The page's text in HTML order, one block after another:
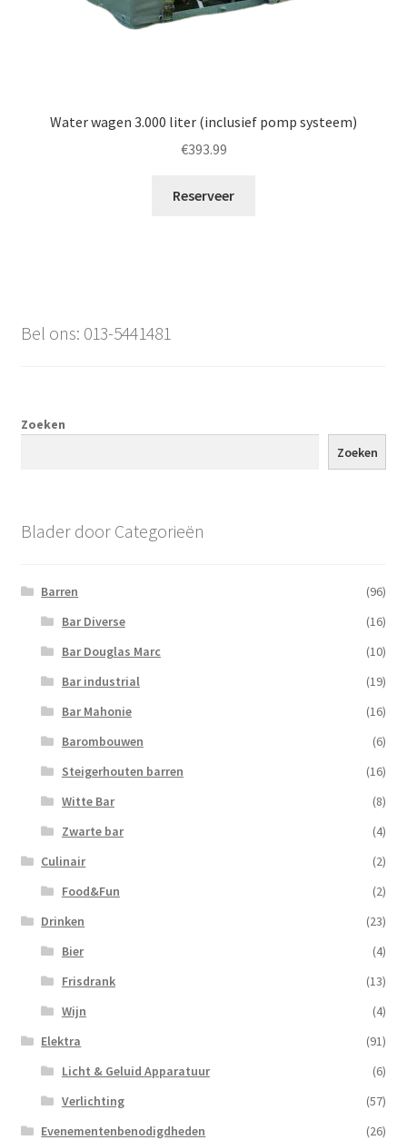
Water wagen 3.000 liter (inclusief pomp systeem)
€393.99
Reserveer
Bel ons: 013-5441481
Zoeken
Zoeken
Blader door Categorieën
Barren
(96)
Bar Diverse
(16)
Bar Douglas Marc
(10)
Bar industrial
(19)
Bar Mahonie
(16)
Barombouwen
(6)
Steigerhouten barren
(16)
Witte Bar
(8)
Zwarte bar
(4)
Culinair
(2)
Food&Fun
(2)
Drinken
(23)
Bier
(4)
Frisdrank
(13)
Wijn
(4)
Elektra
(91)
Licht & Geluid Apparatuur
(6)
Verlichting
(57)
Evenementenbenodigdheden
(26)